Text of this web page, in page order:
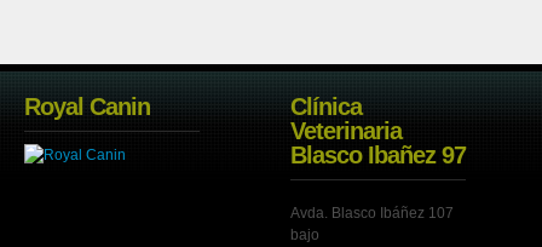
Royal Canin
Clínica
Veterinaria
Blasco Ibañez 97
Avda. Blasco Ibáñez 107
bajo